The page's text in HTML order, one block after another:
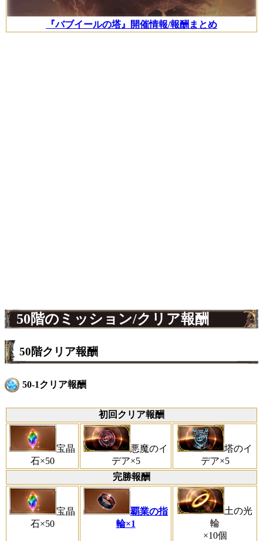
『バブイールの塔』開催情報/報酬まとめ
50階のミッション/クリア報酬
50階クリア報酬
50-1クリア報酬
初回クリア報酬
宝晶
石×50
悪魔のイ
デア×5
塔のイ
デア×5
完勝報酬
宝晶
石×50
覇業の指
輪×1
土の光
輪
×10個